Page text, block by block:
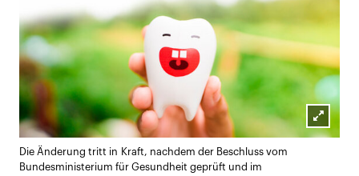
Lightbox
Die Änderung tritt in Kraft, nachdem der Beschluss vom
Bundesministerium für Gesundheit geprüft und im